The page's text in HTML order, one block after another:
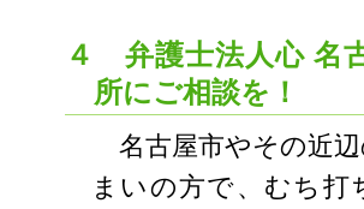
４ 弁護士法人心 名
所にご相談を！
名古屋市やその近
まいの方で、むち打